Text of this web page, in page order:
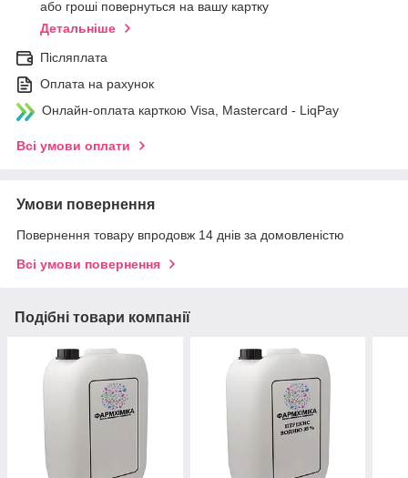
або гроші повернуться на вашу картку
Детальніше
Післяплата
Оплата на рахунок
Онлайн-оплата карткою Visa, Mastercard - LiqPay
Всі умови оплати
Умови повернення
Повернення товару впродовж 14 днів за домовленістю
Всі умови повернення
Подібні товари компанії